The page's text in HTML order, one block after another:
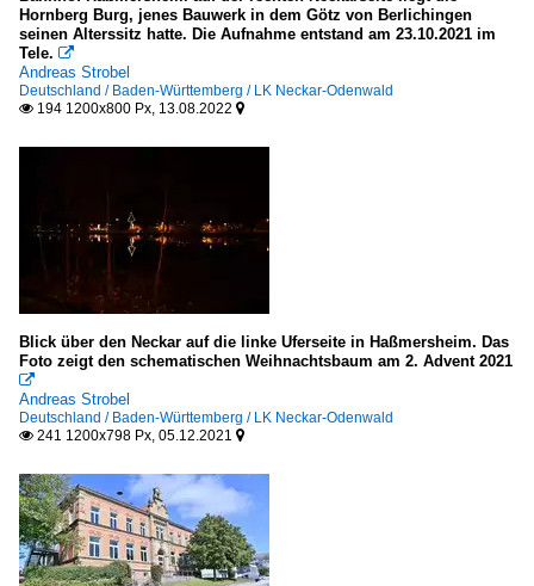
Deutschland
Brunnen, Denkmäler etc.
Deutschland
Galerien
Deutsche Fachwerkstraße
2015
2016
2017
Hornberg Burg, jenes Bauwerk in dem Götz von Berlichingen
seinen Alterssitz hatte. Die Aufnahme entstand am 23.10.2021 im
Tele. 
Andreas Strobel
Deutschland / Baden-Württemberg / LK Neckar-Odenwald
 194 1200x800 Px, 13.08.2022 
Blick über den Neckar auf die linke Uferseite in Haßmersheim. Das
Foto zeigt den schematischen Weihnachtsbaum am 2. Advent 2021

Andreas Strobel
Deutschland / Baden-Württemberg / LK Neckar-Odenwald
 241 1200x798 Px, 05.12.2021 